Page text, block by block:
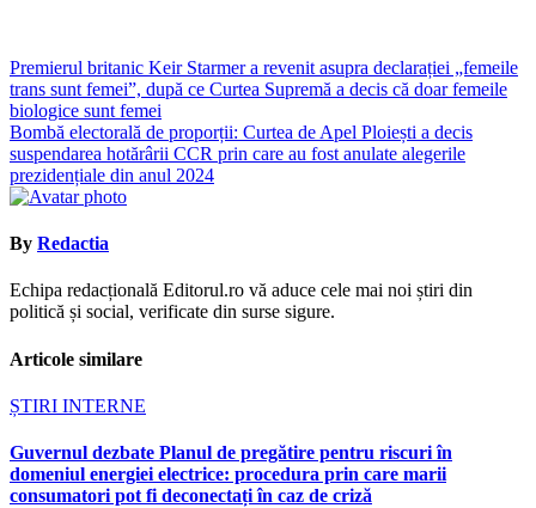
Navigare
în
articole
Premierul britanic Keir Starmer a revenit asupra declarației „femeile
trans sunt femei”, după ce Curtea Supremă a decis că doar femeile
biologice sunt femei
Bombă electorală de proporții: Curtea de Apel Ploiești a decis
suspendarea hotărârii CCR prin care au fost anulate alegerile
prezidențiale din anul 2024
By Redactia
Echipa redacțională Editorul.ro vă aduce cele mai noi știri din
politică și social, verificate din surse sigure.
Articole similare
ȘTIRI INTERNE
Guvernul dezbate Planul de pregătire pentru riscuri în
domeniul energiei electrice: procedura prin care marii
consumatori pot fi deconectați în caz de criză